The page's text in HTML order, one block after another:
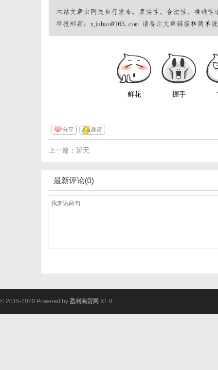
鲜花 握手
分享 邀请
上一篇：暂无
最新评论(0)
© 2015-2020 Powered by 盈利商贸网 X1.0